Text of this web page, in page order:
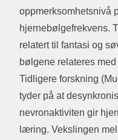
oppmerksomhetsnivå
hjernebølgefrekvens.
relatert til fantasi og
bølgene relateres
Tidligere forskning
tyder på at
nevronaktiviten gir
læring. Vekslingen